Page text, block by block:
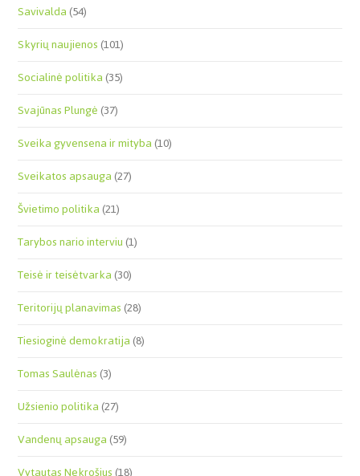
Savivalda(54)
Skyrių naujienos(101)
Socialinė politika(35)
Svajūnas Plungė(37)
Sveika gyvensena ir mityba(10)
Sveikatos apsauga(27)
Švietimo politika(21)
Tarybos nario interviu(1)
Teisė ir teisėtvarka(30)
Teritorijų planavimas(28)
Tiesioginė demokratija(8)
Tomas Saulėnas(3)
Užsienio politika(27)
Vandenų apsauga(59)